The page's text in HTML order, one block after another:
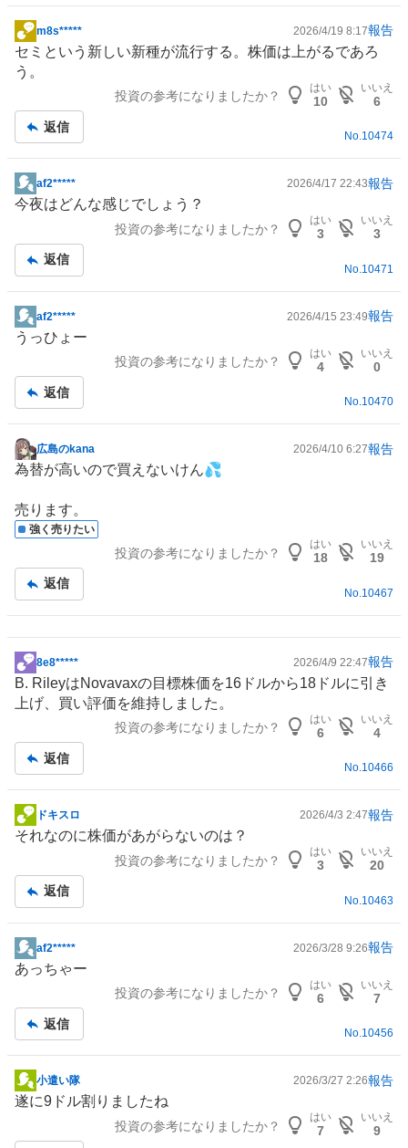
掲
示
板
m8s***** 2026/4/19 8:17報告
セミという新しい新種が流行する。株価は上がるであろ
う。
投資の参考になりましたか？
はい
10
いいえ
6
返信
No.10474
掲
示
事
af2***** 2026/4/17 22:43報告
今夜はどんな感じでしょう？
投資の参考になりましたか？
はい
3
いいえ
3
返信
No. 10471
掲
示
事
af2***** 2026/4/15 23:49報告
うっひょー
投資の参考になりましたか？
はい
4
いいえ
0
返信
No.10470
掲
示
記
事
広島のkana 2026/4/10 6:27報告
為替が高いので買えないけん💦
売ります。
強く売りたい
投資の参考になりましたか？
はい
18
いいえ
19
返信
No. 10467
掲
示
板
8e8***** 2026/4/9 22:47報告
B. RileyはNovavaxの目標株価を16ドルから18ドルに引き
上げ、買い評価を維持しました。
投資の参考になりましたか？
はい
6
いいえ
4
返信
No.10466
掲
示
事
ドキスロ 2026/4/3 2:47報告
それなのに株価があがらないのは？
投資の参考になりましたか？
はい
3
いいえ
20
返信
No. 10463
掲
示
事
af2***** 2026/3/28 9:26報告
あっちゃー
投資の参考になりましたか？
はい
6
いいえ
7
返信
No.10456
掲
示
小遣い隊 2026/3/27 2:26報告
遂に9ドル割りましたね
投資の参考になりましたか？
はい
7
いいえ
9